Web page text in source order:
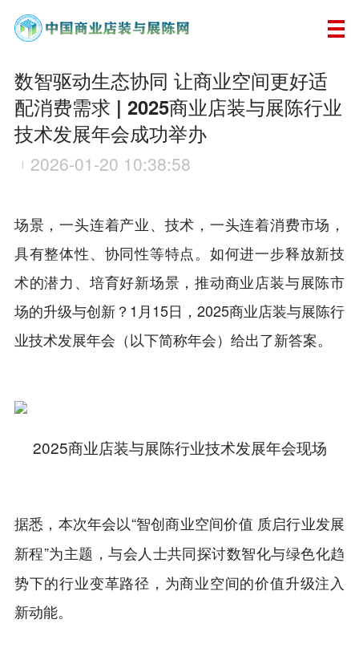
数智驱动生态协同 让商业空间更好适
配消费需求 | 2025商业店装与展陈行业
技术发展年会成功举办
2026-01-20 10:38:58
场景，一头连着产业、技术，一头连着消费市场，
具有整体性、协同性等特点。如何进一步释放新技
术的潜力、培育好新场景，推动商业店装与展陈市
场的升级与创新？1月15日，2025商业店装与展陈行
业技术发展年会（以下简称年会）给出了新答案。
2025商业店装与展陈行业技术发展年会现场
据悉，本次年会以“智创商业空间价值 质启行业发展
新程”为主题，与会人士共同探讨数智化与绿色化趋
势下的行业变革路径，为商业空间的价值升级注入
新动能。